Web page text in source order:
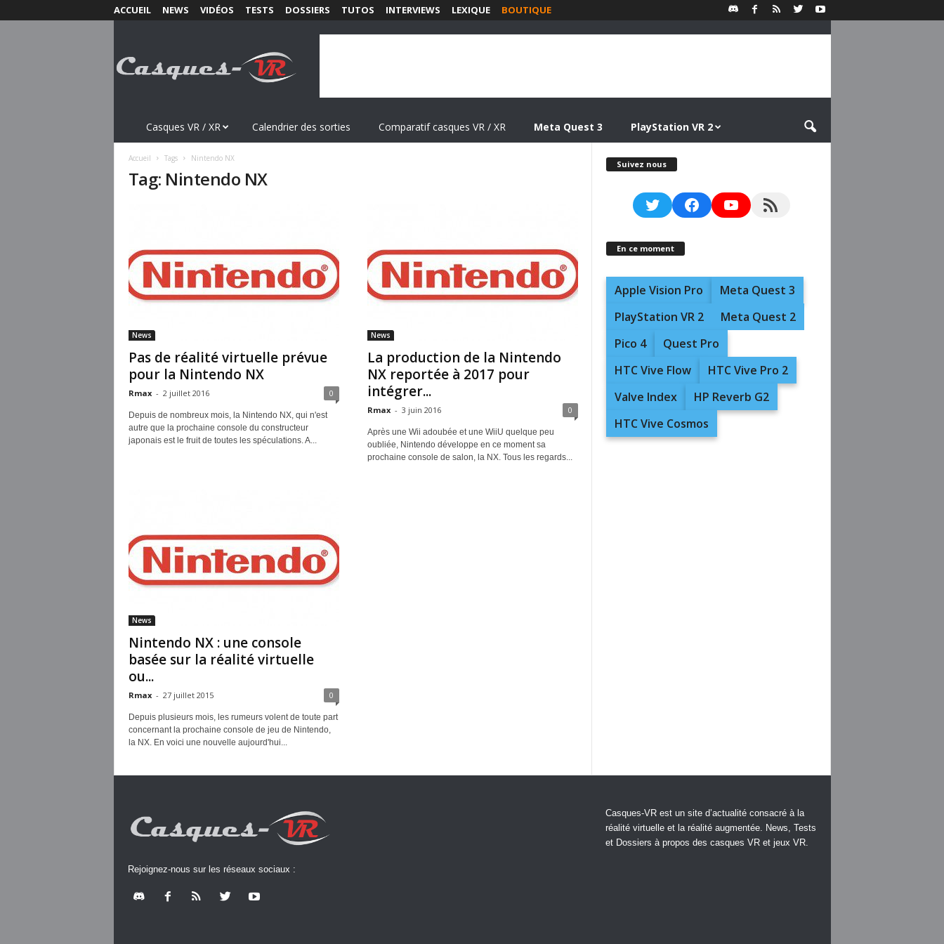
ACCUEIL NEWS VIDÉOS TESTS DOSSIERS TUTOS INTERVIEWS LEXIQUE BOUTIQUE
s
Casques VR / XR Calendrier des sorties Comparatif casques VR / XR Meta Quest 3 PlayStation VR 2
Accueil Tags Nintendo NX
Tag: Nintendo NX
News
Pas de réalité virtuelle prévue
pour la Nintendo NX
Rmax - 2 juillet 2016 0
Depuis de nombreux mois, la Nintendo NX, qui n'est
autre que la prochaine console du constructeur
japonais est le fruit de toutes les spéculations. A...
News
La production de la Nintendo
NX reportée à 2017 pour
intégrer...
Rmax - 3 juin 2016 0
Après une Wii adoubée et une WiiU quelque peu
oubliée, Nintendo développe en ce moment sa
prochaine console de salon, la NX. Tous les regards...
News
Nintendo NX : une console
basée sur la réalité virtuelle
ou...
Rmax - 27 juillet 2015 0
Depuis plusieurs mois, les rumeurs volent de toute part
concernant la prochaine console de jeu de Nintendo,
la NX. En voici une nouvelle aujourd'hui...
Suivez nous
TwitterFacebookYouTubeRSS Feed
En ce moment
Apple Vision Pro
Meta Quest 3
PlayStation VR 2
Meta Quest 2
Pico 4
Quest Pro
HTC Vive Flow
HTC Vive Pro 2
Valve Index
HP Reverb G2
HTC Vive Cosmos
Rejoignez-nous sur les réseaux sociaux :
Casques-VR est un site d’actualité consacré à la
réalité virtuelle et la réalité augmentée. News, Tests
et Dossiers à propos des casques VR et jeux VR.